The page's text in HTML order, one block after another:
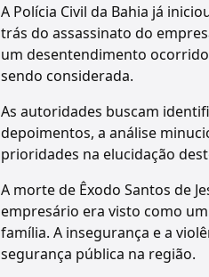
A Polícia Civil da Bahia já
trás do assassinato do
um desentendimento
sendo considerada.
As autoridades buscam
depoimentos, a análise
prioridades na elucidação
A morte de Êxodo Santos de
empresário era visto como
família. A insegurança e a
segurança pública na região.